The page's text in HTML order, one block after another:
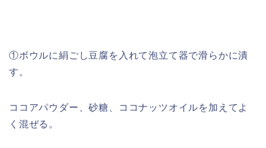
①ボウルに絹ごし豆腐を入れて泡立て器で滑らかに潰
す。
ココアパウダー、砂糖、ココナッツオイルを加えてよ
く混ぜる。